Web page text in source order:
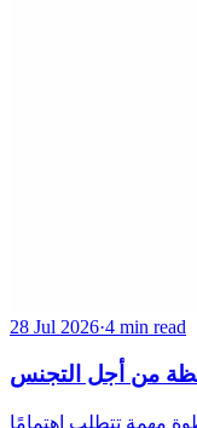
28 Jul 2026·4 min read
من أجل التجنس
مهمة تتطلب اهتمامًا